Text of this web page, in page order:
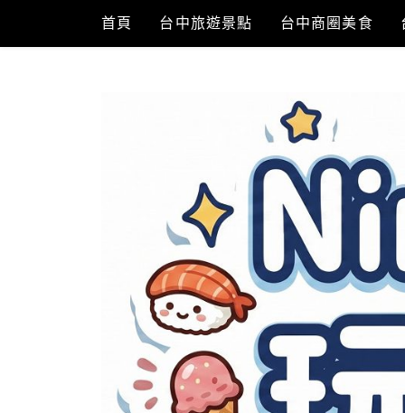
content
首頁 台中旅遊景點 台中商圈美食